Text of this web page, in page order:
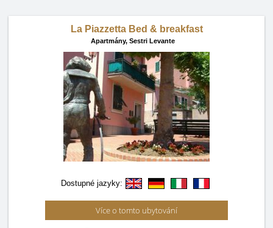
La Piazzetta Bed & breakfast
Apartmány, Sestri Levante
Dostupné jazyky:
Více o tomto ubytování